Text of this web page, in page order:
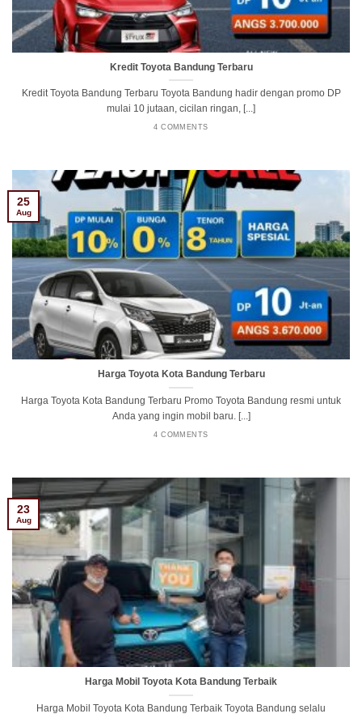
Kredit Toyota Bandung Terbaru
Kredit Toyota Bandung Terbaru Toyota Bandung hadir dengan promo DP
mulai 10 jutaan, cicilan ringan, [...]
4 COMMENTS
Harga Toyota Kota Bandung Terbaru
Harga Toyota Kota Bandung Terbaru Promo Toyota Bandung resmi untuk
Anda yang ingin mobil baru. [...]
4 COMMENTS
25
Aug
Harga Mobil Toyota Kota Bandung Terbaik
Harga Mobil Toyota Kota Bandung Terbaik Toyota Bandung selalu
23
Aug